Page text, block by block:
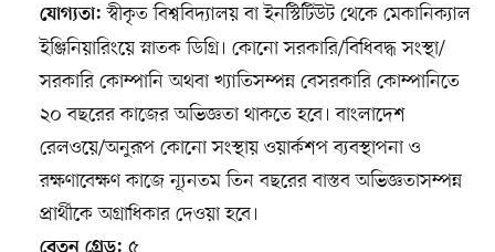
যোগ্যতা: স্বীকৃত বিশ্ববিদ্যালয় বা ইনস্টিটিউট থেকে মেকানিক্যাল
ইঞ্জিনিয়ারিংয়ে স্নাতক ডিগ্রি। কোনো সরকারি/বিধিবদ্ধ সংস্থা/
সরকারি কোম্পানি অথবা খ্যাতিসম্পন্ন বেসরকারি কোম্পানিতে
২০ বছরের কাজের অভিজ্ঞতা থাকতে হবে। বাংলাদেশ
রেলওয়ে/অনুরূপ কোনো সংস্থায় ওয়ার্কশপ ব্যবস্থাপনা ও
রক্ষণাবেক্ষণ কাজে ন্যূনতম তিন বছরের বাস্তব অভিজ্ঞতাসম্পন্ন
প্রার্থীকে অগ্রাধিকার দেওয়া হবে।